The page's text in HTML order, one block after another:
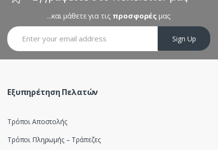
...και μάθετε για τις προσφορές μας
Sign Up
Εξυπηρέτηση Πελατών
Τρόποι Αποστολής
Τρόποι Πληρωμής – Τράπεζες